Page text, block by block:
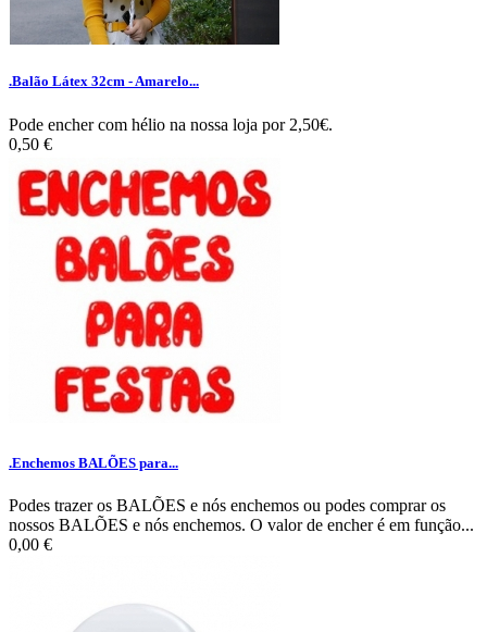
.Balão Látex 32cm - Amarelo...
Pode encher com hélio na nossa loja por 2,50€.
0,50 €
.Enchemos BALÕES para...
Podes trazer os BALÕES e nós enchemos ou podes comprar os
nossos BALÕES e nós enchemos. O valor de encher é em função...
0,00 €